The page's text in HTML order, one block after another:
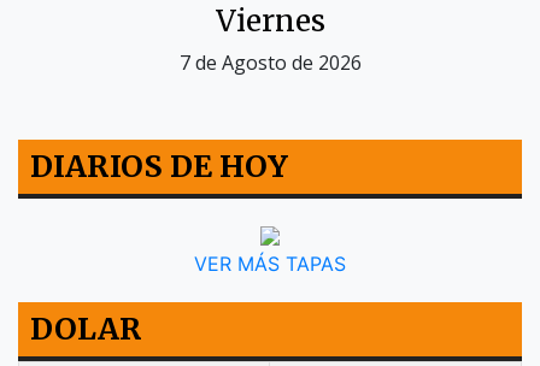
Viernes
7 de Agosto de 2026
DIARIOS DE HOY
VER MÁS TAPAS
DOLAR